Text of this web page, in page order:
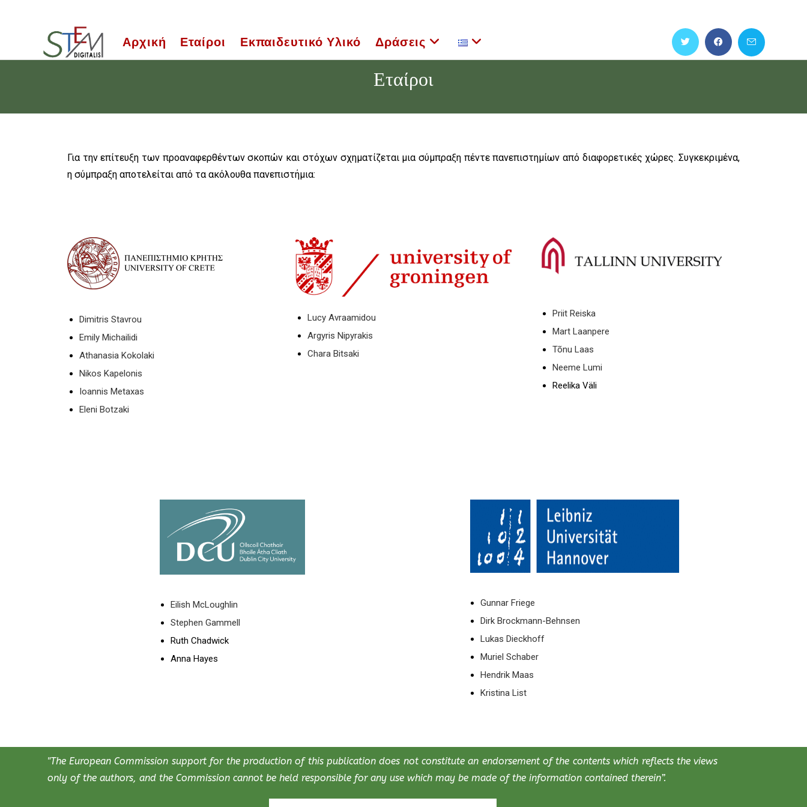
Αρχική Εταίροι Εκπαιδευτικό Υλικό Δράσεις
Εταίροι
Για την επίτευξη των προαναφερθέντων σκοπών και στόχων σχηματίζεται μια σύμπραξη πέντε πανεπιστημίων από διαφορετικές χώρες. Συγκεκριμένα,
η σύμπραξη αποτελείται από τα ακόλουθα πανεπιστήμια:
Dimitris Stavrou
Emily Michailidi
Athanasia Kokolaki
Nikos Kapelonis
Ioannis Metaxas
Eleni Botzaki
Lucy Avraamidou
Argyris Nipyrakis
Chara Bitsaki
Priit Reiska
Mart Laanpere
Tõnu Laas
Neeme Lumi
Reelika Väli
Eilish McLoughlin
Stephen Gammell
Ruth Chadwick
Anna Hayes
Gunnar Friege
Dirk Brockmann-Behnsen
Lukas Dieckhoff
Muriel Schaber
Hendrik Maas
Kristina List
"The European Commission support for the production of this publication does not constitute an endorsement of the contents which reflects the views
only of the authors, and the Commission cannot be held responsible for any use which may be made of the information contained therein”.